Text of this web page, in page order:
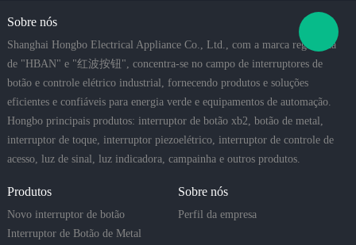
Sobre nós
Shanghai Hongbo Electrical Appliance Co., Ltd., com a marca registrada
de "HBAN" e "红波按钮", concentra-se no campo de interruptores de
botão e controle elétrico industrial, fornecendo produtos e soluções
eficientes e confiáveis para energia verde e equipamentos de automação.
Hongbo principais produtos: interruptor de botão xb2, botão de metal,
interruptor de toque, interruptor piezoelétrico, interruptor de controle de
acesso, luz de sinal, luz indicadora, campainha e outros produtos.
Produtos
Novo interruptor de botão
Interruptor de Botão de Metal
Sobre nós
Perfil da empresa